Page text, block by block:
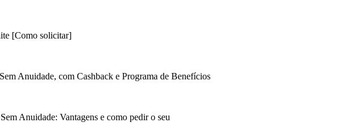
[Como solicitar]
Anuidade, com Cashback e Programa de Benefícios
Anuidade: Vantagens e como pedir o seu